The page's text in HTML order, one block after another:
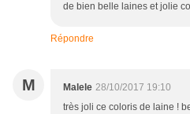
de bien belle laines et jolie
Répondre
M Malele 28/10/2017 19:10
très joli ce coloris de laine !